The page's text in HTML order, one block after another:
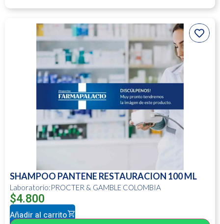
SHAMPOO PANTENE RESTAURACION 100 ML
Laboratorio:PROCTER & GAMBLE COLOMBIA
$4.800
Añadir al carrito